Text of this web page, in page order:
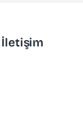
İletişim